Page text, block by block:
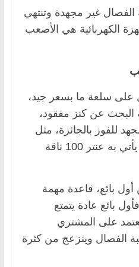
غير مجهدة وتنتهي
الكهربائية هي الأصعب
على سلعة ما بسعر جيد،
عن كنز مفقود،
للفوز بالجائزة، مثل
عبلة التي انتظرت مهرها يأتي به عنتر 100 ناقة
بائع، قاعدة مهمة
بائع عادة يتمتع
على المشتري
الفصال وينزعج من كثرة